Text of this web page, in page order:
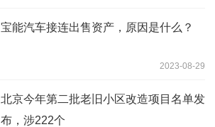
宝能汽车接连出售资产，原因是什么？
2023-08-29
北京今年第二批老旧小区改造项目名单发
布，涉222个